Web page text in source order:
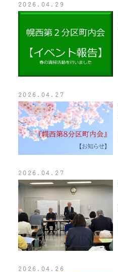
2026.04.29
2026.04.27
2026.04.27
2026.04.26